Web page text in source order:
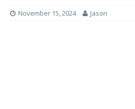
November 15, 2024 Jason